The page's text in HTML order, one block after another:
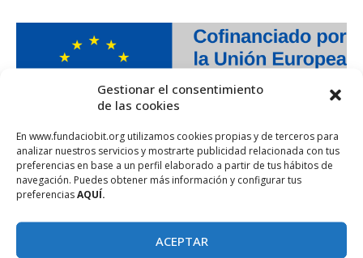
Gestionar el consentimiento
de las cookies
En www.fundaciobit.org utilizamos cookies propias y de terceros para
analizar nuestros servicios y mostrarte publicidad relacionada con tus
preferencias en base a un perfil elaborado a partir de tus hábitos de
navegación. Puedes obtener más información y configurar tus
preferenciasAQUÍ.
ACEPTAR